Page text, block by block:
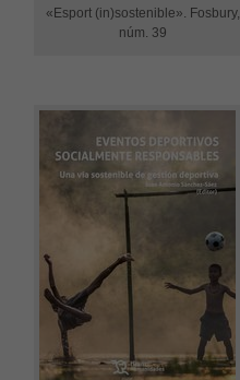
«Esport (in)sostenible». Fosbury,
núm. 39